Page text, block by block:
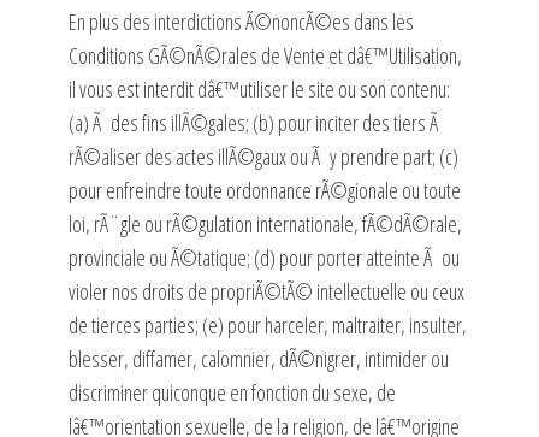
En plus des interdictions Ã©noncÃ©es dans les
Conditions GÃ©nÃ©rales de Vente et dâ€™Utilisation,
il vous est interdit dâ€™utiliser le site ou son contenu:
(a) Ã des fins illÃ©gales; (b) pour inciter des tiers Ã
rÃ©aliser des actes illÃ©gaux ou Ã y prendre part; (c)
pour enfreindre toute ordonnance rÃ©gionale ou toute
loi, rÃ¨gle ou rÃ©gulation internationale, fÃ©dÃ©rale,
provinciale ou Ã©tatique; (d) pour porter atteinte Ã ou
violer nos droits de propriÃ©tÃ© intellectuelle ou ceux
de tierces parties; (e) pour harceler, maltraiter, insulter,
blesser, diffamer, calomnier, dÃ©nigrer, intimider ou
discriminer quiconque en fonction du sexe, de
lâ€™orientation sexuelle, de la religion, de lâ€™origine